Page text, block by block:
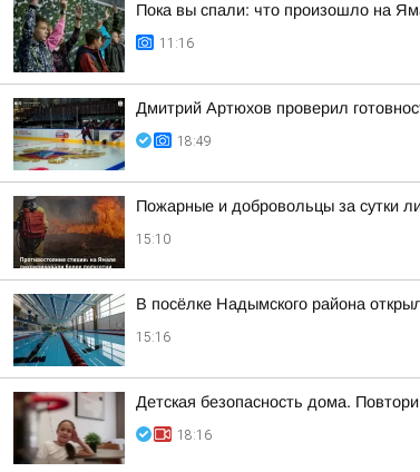
Пока вы спали: что произошло на
11:16
Дмитрий Артюхов проверил
18:49
Пожарные и добровольцы за сутки
15:10
В посёлке Надымского района
15:16
Детская безопасность дома.
18:16